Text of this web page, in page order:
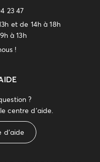
23 47
et de 14h à 18h
à 13h
!
?
centre d'aide.
d'aide